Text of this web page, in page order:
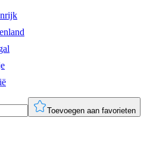
Toevoegen aan favorieten